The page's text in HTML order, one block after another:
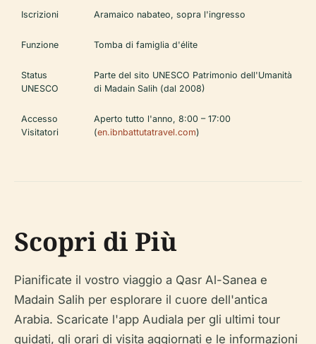
Iscrizioni Aramaico nabateo, sopra l'ingresso
Funzione Tomba di famiglia d'élite
Status
UNESCO
Parte del sito UNESCO Patrimonio dell'Umanità
di Madain Salih (dal 2008)
Accesso
Visitatori
Aperto tutto l'anno, 8:00 – 17:00
(en.ibnbattutatravel.com)
Scopri di Più
Pianificate il vostro viaggio a Qasr Al-Sanea e
Madain Salih per esplorare il cuore dell'antica
Arabia. Scaricate l'app Audiala per gli ultimi tour
guidati, gli orari di visita aggiornati e le informazioni